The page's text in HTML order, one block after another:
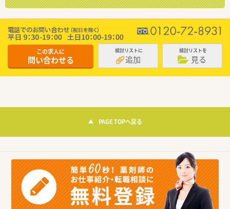
この求人に
問い合わせる
検討リストに
追加
検討リストを
見る
PAGE TOPへ戻る